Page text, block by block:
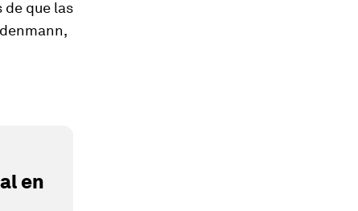
de que las
en